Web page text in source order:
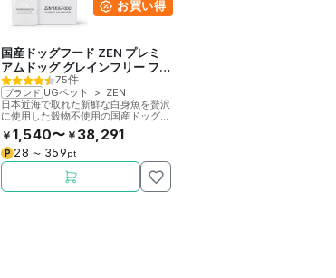
お買い得
国産ドッグフード ZEN プレミ
アムドッグ グレインフリー フィ
ッシュ
75件
ブランド UGペット > ZEN
日本近海で取れた新鮮な白身魚を贅沢
に使用した穀物不使用の国産ドッグフ
ードです。総合栄養食。
￥ 1,540〜 ￥ 38,291
P 28 〜 359pt